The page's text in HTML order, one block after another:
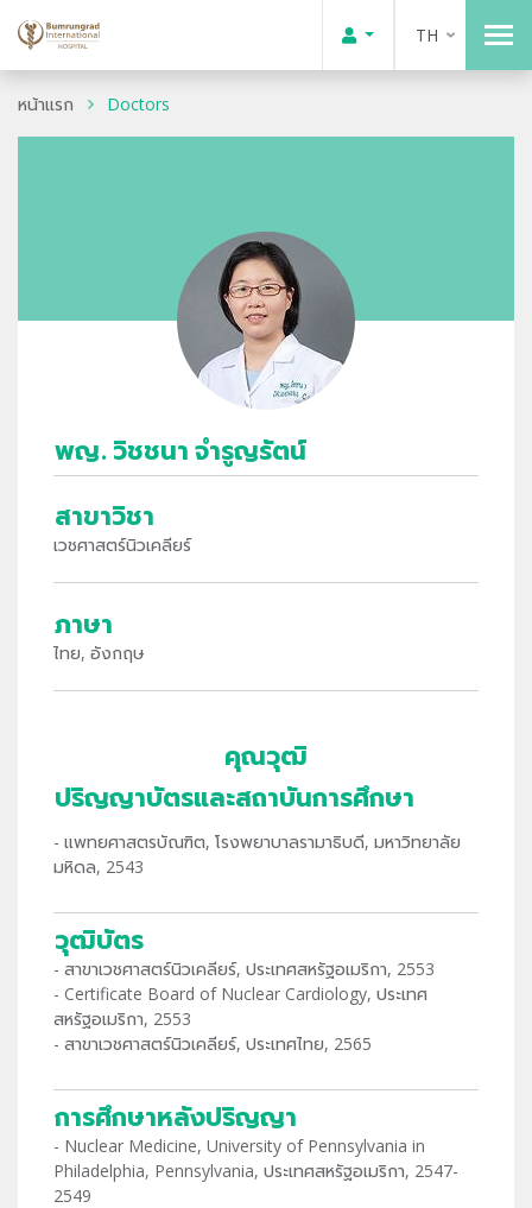
TH
หน้าแรก Doctors
พญ. วิชชนา จำรูญรัตน์
สาขาวิชา
เวชศาสตร์นิวเคลียร์
ภาษา
ไทย, อังกฤษ
คุณวุฒิ
ปริญญาบัตรและสถาบันการศึกษา
- แพทยศาสตรบัณฑิต, โรงพยาบาลรามาธิบดี, มหาวิทยาลัย
มหิดล, 2543
วุฒิบัตร
- สาขาเวชศาสตร์นิวเคลียร์, ประเทศสหรัฐอเมริกา, 2553
- Certificate Board of Nuclear Cardiology, ประเทศ
สหรัฐอเมริกา, 2553
- สาขาเวชศาสตร์นิวเคลียร์, ประเทศไทย, 2565
การศึกษาหลังปริญญา
- Nuclear Medicine, University of Pennsylvania in
Philadelphia, Pennsylvania, ประเทศสหรัฐอเมริกา, 2547-
2549